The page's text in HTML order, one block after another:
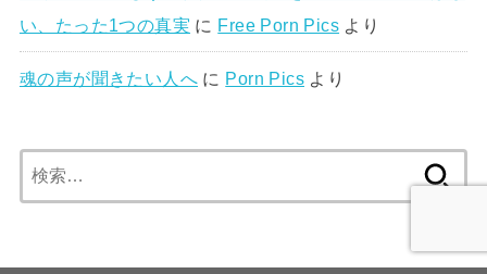
い、たった1つの真実 に Free Porn Pics より
魂の声が聞きたい人へ に Porn Pics より
索: